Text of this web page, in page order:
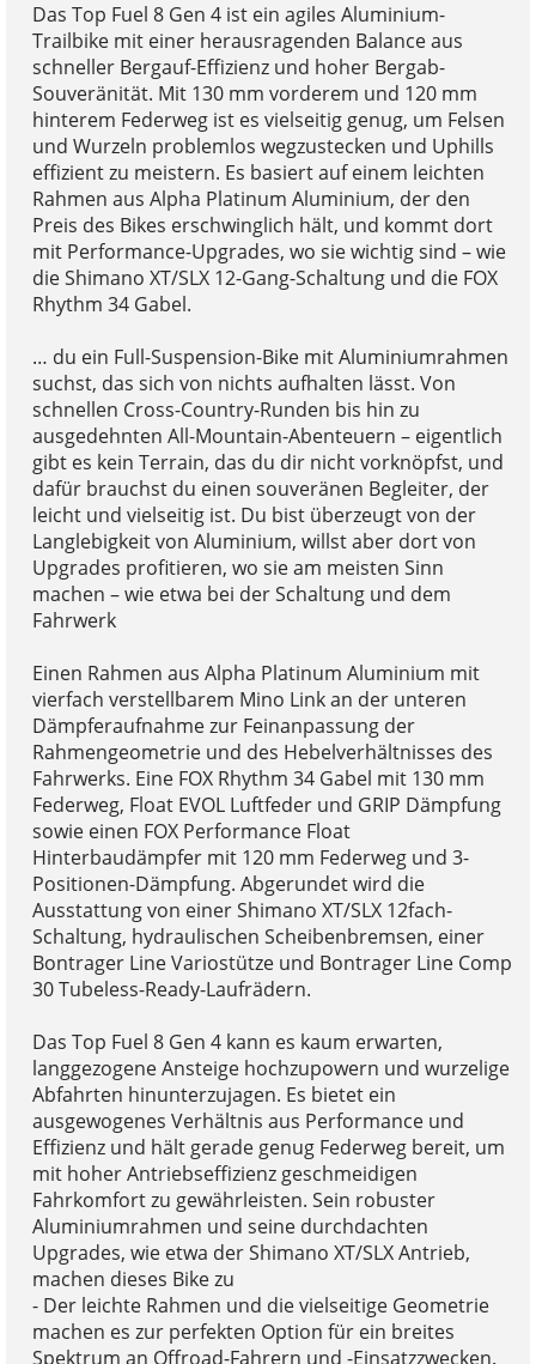
Das Top Fuel 8 Gen 4 ist ein agiles Aluminium-
Trailbike mit einer herausragenden Balance aus
schneller Bergauf-Effizienz und hoher Bergab-
Souveränität. Mit 130 mm vorderem und 120 mm
hinterem Federweg ist es vielseitig genug, um Felsen
und Wurzeln problemlos wegzustecken und Uphills
effizient zu meistern. Es basiert auf einem leichten
Rahmen aus Alpha Platinum Aluminium, der den
Preis des Bikes erschwinglich hält, und kommt dort
mit Performance-Upgrades, wo sie wichtig sind – wie
die Shimano XT/SLX 12-Gang-Schaltung und die FOX
Rhythm 34 Gabel.
… du ein Full-Suspension-Bike mit Aluminiumrahmen
suchst, das sich von nichts aufhalten lässt. Von
schnellen Cross-Country-Runden bis hin zu
ausgedehnten All-Mountain-Abenteuern – eigentlich
gibt es kein Terrain, das du dir nicht vorknöpfst, und
dafür brauchst du einen souveränen Begleiter, der
leicht und vielseitig ist. Du bist überzeugt von der
Langlebigkeit von Aluminium, willst aber dort von
Upgrades profitieren, wo sie am meisten Sinn
machen – wie etwa bei der Schaltung und dem
Fahrwerk
Einen Rahmen aus Alpha Platinum Aluminium mit
vierfach verstellbarem Mino Link an der unteren
Dämpferaufnahme zur Feinanpassung der
Rahmengeometrie und des Hebelverhältnisses des
Fahrwerks. Eine FOX Rhythm 34 Gabel mit 130 mm
Federweg, Float EVOL Luftfeder und GRIP Dämpfung
sowie einen FOX Performance Float
Hinterbaudämpfer mit 120 mm Federweg und 3-
Positionen-Dämpfung. Abgerundet wird die
Ausstattung von einer Shimano XT/SLX 12fach-
Schaltung, hydraulischen Scheibenbremsen, einer
Bontrager Line Variostütze und Bontrager Line Comp
30 Tubeless-Ready-Laufrädern.
Das Top Fuel 8 Gen 4 kann es kaum erwarten,
langgezogene Ansteige hochzupowern und wurzelige
Abfahrten hinunterzujagen. Es bietet ein
ausgewogenes Verhältnis aus Performance und
Effizienz und hält gerade genug Federweg bereit, um
mit hoher Antriebseffizienz geschmeidigen
Fahrkomfort zu gewährleisten. Sein robuster
Aluminiumrahmen und seine durchdachten
Upgrades, wie etwa der Shimano XT/SLX Antrieb,
machen dieses Bike zu
- Der leichte Rahmen und die vielseitige Geometrie
machen es zur perfekten Option für ein breites
Spektrum an Offroad-Fahrern und -Einsatzzwecken.